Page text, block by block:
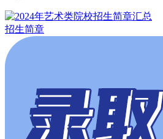
招生简章